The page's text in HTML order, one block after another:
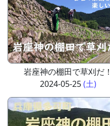
岩座神の棚田で草刈だ！
2024-05-25(土)